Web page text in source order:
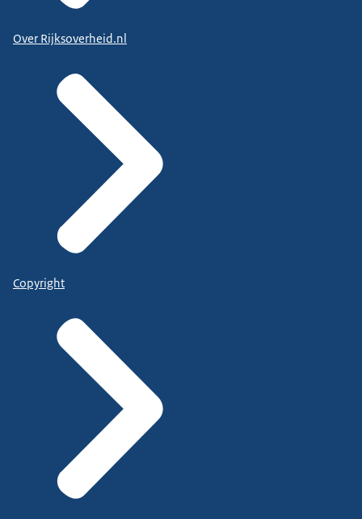
Over Rijksoverheid.nl
Copyright